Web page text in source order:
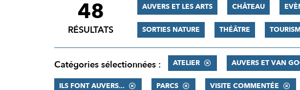
FILTRER
RÉSULTATS
48
RÉSULTATS
AUVERS ET LES ARTS CHÂTEAU
SORTIES NATURE THÉÂTRE
Catégories sélectionnées : ATELIER AUVERS ET VAN
ILS FONT AUVERS... PARCS VISITE COMMENTÉE